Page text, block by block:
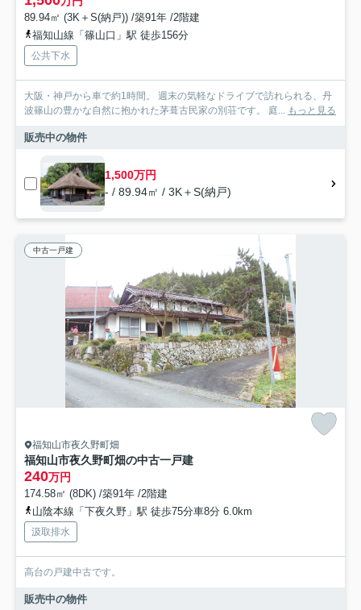
89.94㎡ (3K＋S(納戸)) /築91年 /2階建
福知山線「篠山口」駅 徒歩156分
公共下水
大阪・神戸から車で約1時間。 週末の気軽なドライブで訪れられる、丹
波篠山の豊かな自然に抱かれた茅葺古民家の別荘です。 庭... もっと見る
販売中の物件
1,500万円
- / 89.94㎡ / 3K＋S(納戸)
中古一戸建
福知山市夜久野町畑
福知山市夜久野町畑の中古一戸建
240万円
174.58㎡ (8DK) /築91年 /2階建
山陰本線「下夜久野」駅 徒歩75分車8分 6.0km
汲取排水
高台の戸建中古です。
販売中の物件